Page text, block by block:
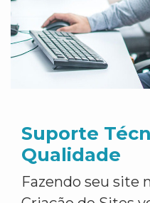
Suporte
Qualidade
Fazendo seu site